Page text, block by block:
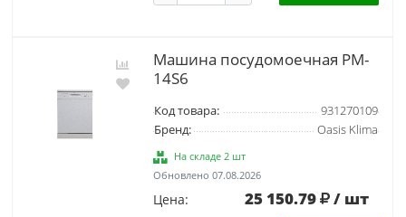
Машина посудомоечная PM-
14S6
Код товара:
931270109
Бренд:
Oasis Klima
На складе 2 шт
Обновлено 07.08.2026
Цена: 25 150.79 / шт